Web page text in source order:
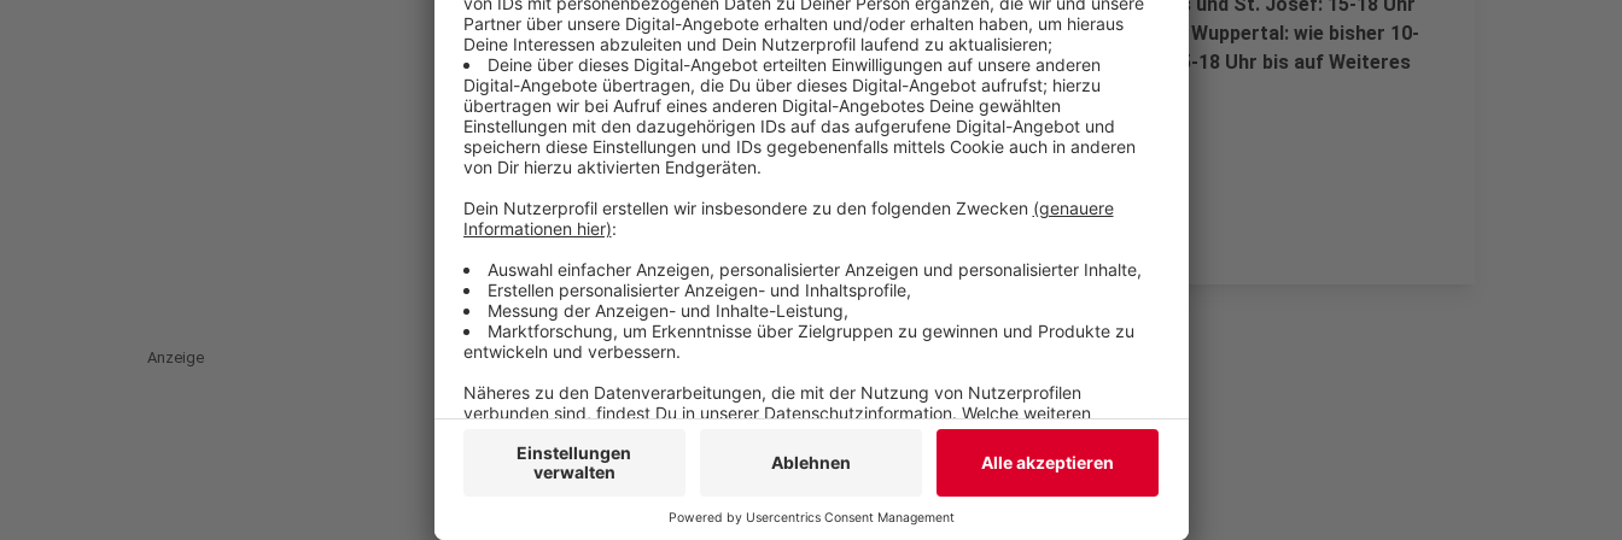
für den kompletten März. Agaplesion Bethesda Krankenhaus Wuppertal: wie bisher 10-
20 Uhr bis auf Weiteres. Evangelische Stiftung Tannenhof: 15-18 Uhr bis auf Weiteres
Veröffentlicht:Dienstag, 10.03.2020 15:40
Anzeige
Anzeige